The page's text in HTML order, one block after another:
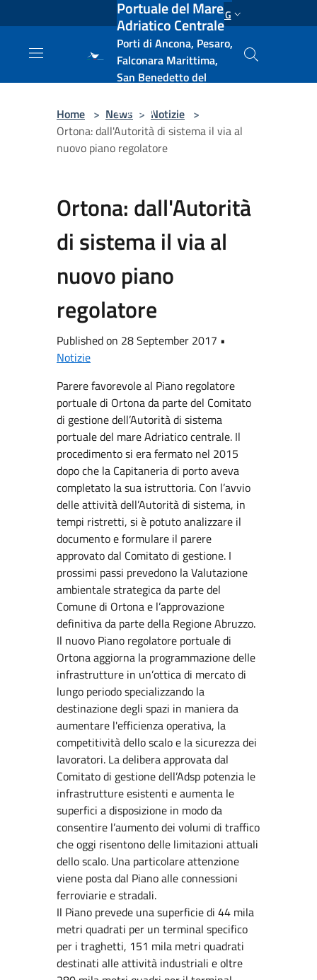
Salta al contenuto principale ENG
Portuale del Mare
Adriatico Centrale
Porti di Ancona, Pesaro,
Falconara Marittima,
San Benedetto del
e Vasto
Home > News > Notizie >
Ortona: dall'Autorità di sistema il via al
nuovo piano regolatore
Ortona: dall'Autorità
di sistema il via al
nuovo piano
regolatore
Published on 28 September 2017 •
Notizie
Parere favorevole al Piano regolatore
portuale di Ortona da parte del Comitato
di gestione dell’Autorità di sistema
portuale del mare Adriatico centrale. Il
procedimento si era fermato nel 2015
dopo che la Capitaneria di porto aveva
completato la sua istruttoria. Con l’avvio
delle attività dell’Autorità di sistema, in
tempi ristretti, si è potuto analizzare il
documento e formulare il parere
approvato dal Comitato di gestione. I
prossimi passi prevedono la Valutazione
ambientale strategica da parte del
Comune di Ortona e l’approvazione
definitiva da parte della Regione Abruzzo.
Il nuovo Piano regolatore portuale di
Ortona aggiorna la programmazione delle
infrastrutture in un’ottica di mercato di
lungo periodo specializzando la
destinazione degli spazi in maniera da
aumentare l'efficienza operativa, la
competitività dello scalo e la sicurezza dei
lavoratori. La delibera approvata dal
Comitato di gestione dell’Adsp potenzia le
infrastrutture esistenti e aumenta le
superfici a disposizione in modo da
consentire l’aumento dei volumi di traffico
che oggi risentono delle limitazioni attuali
dello scalo. Una particolare attenzione
viene posta dal Piano alle connessioni
ferroviarie e stradali.
Il Piano prevede una superficie di 44 mila
metri quadrati per un terminal specifico
per i traghetti, 151 mila metri quadrati
destinati alle attività industriali e oltre